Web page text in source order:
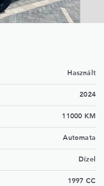
Használt
2024
11000 KM
Automata
Dízel
1997 CC